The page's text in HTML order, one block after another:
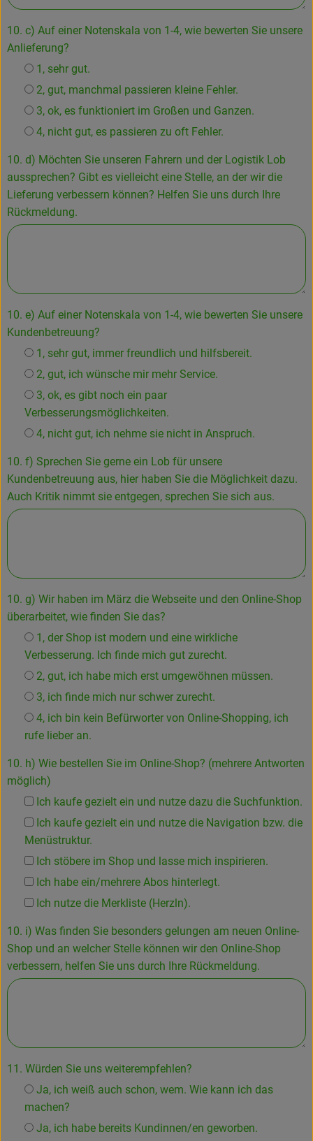
10. c) Auf einer Notenskala von 1-4, wie bewerten Sie unsere
Anlieferung?
1, sehr gut.
2, gut, manchmal passieren kleine Fehler.
3, ok, es funktioniert im Großen und Ganzen.
4, nicht gut, es passieren zu oft Fehler.
10. d) Möchten Sie unseren Fahrern und der Logistik Lob
aussprechen? Gibt es vielleicht eine Stelle, an der wir die
Lieferung verbessern können? Helfen Sie uns durch Ihre
Rückmeldung.
10. e) Auf einer Notenskala von 1-4, wie bewerten Sie unsere
Kundenbetreuung?
1, sehr gut, immer freundlich und hilfsbereit.
2, gut, ich wünsche mir mehr Service.
3, ok, es gibt noch ein paar
Verbesserungsmöglichkeiten.
4, nicht gut, ich nehme sie nicht in Anspruch.
10. f) Sprechen Sie gerne ein Lob für unsere
Kundenbetreuung aus, hier haben Sie die Möglichkeit dazu.
Auch Kritik nimmt sie entgegen, sprechen Sie sich aus.
10. g) Wir haben im März die Webseite und den Online-Shop
überarbeitet, wie finden Sie das?
1, der Shop ist modern und eine wirkliche
Verbesserung. Ich finde mich gut zurecht.
2, gut, ich habe mich erst umgewöhnen müssen.
3, ich finde mich nur schwer zurecht.
4, ich bin kein Befürworter von Online-Shopping, ich
rufe lieber an.
10. h) Wie bestellen Sie im Online-Shop? (mehrere Antworten
möglich)
Ich kaufe gezielt ein und nutze dazu die Suchfunktion.
Ich kaufe gezielt ein und nutze die Navigation bzw. die
Menüstruktur.
Ich stöbere im Shop und lasse mich inspirieren.
Ich habe ein/mehrere Abos hinterlegt.
Ich nutze die Merkliste (Herzln).
10. i) Was finden Sie besonders gelungen am neuen Online-
Shop und an welcher Stelle können wir den Online-Shop
verbessern, helfen Sie uns durch Ihre Rückmeldung.
11. Würden Sie uns weiterempfehlen?
Ja, ich weiß auch schon, wem. Wie kann ich das
machen?
Ja, ich habe bereits Kundinnen/en geworben.